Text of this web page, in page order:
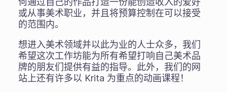
或从事美术职业，并且将预算控制在可以接受
的范围内。
想进入美术领域并以此为业的人士众多，我们
希望这次工作坊能为所有希望打响自己美术品
牌的朋友们提供有益的指导。此外，我们的网
站上还有许多以 Krita 为重点的动画课程！